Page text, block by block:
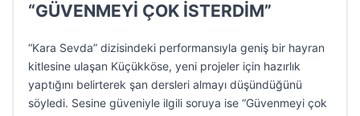
“GÜVENMEYİ ÇOK İSTERDİM”
“Kara Sevda” dizisindeki performansıyla geniş bir hayran
kitlesine ulaşan Küçükköse, yeni projeler için hazırlık
yaptığını belirterek şan dersleri almayı düşündüğünü
söyledi. Sesine güveniyle ilgili soruya ise “Güvenmeyi çok